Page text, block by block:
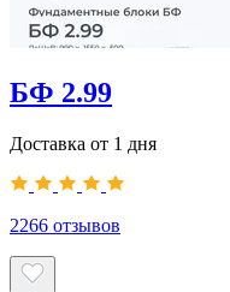
БФ 2.99
Доставка от 1 дня
2266 отзывов